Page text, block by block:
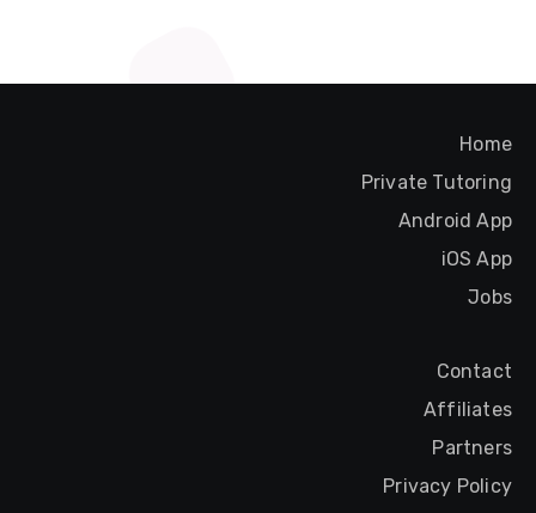
Home
Private Tutoring
Android App
iOS App
Jobs
Contact
Affiliates
Partners
Privacy Policy